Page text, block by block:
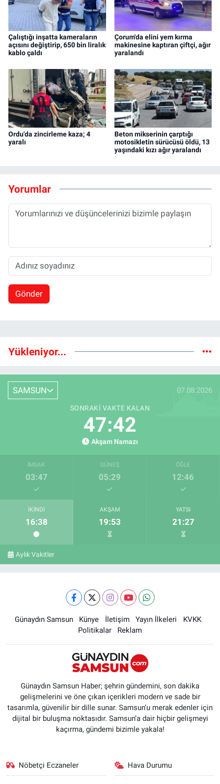
Çalıştığı inşatta kameraların
açısını değiştirip, 650 bin liralık
kablo çaldı
Çorum'da elini yem kırma
makinesine kaptıran çiftçi, ağır
yaralandı
Ordu'da zincirleme kaza; 4
yaralı
Beton mikserinin çarptığı
motosikletin sürücüsü öldü, 13
yaşındaki kızı ağır yaralandı
Yorumlar
Gönder
Yükleniyor...
SAMSUN 07.08.2026
SONRAKI VAKTE KALAN
47:41
Akşam Namazı
İMSAK
03:47
GÜNEŞ
05:29
ÖĞLE
12:46
İKINDI
16:38
AKŞAM
19:53
YATSI
21:27
Aylık Vakitler
Günaydın Samsun Künye İletişim Yayın İlkeleri
KVKK
Politikalar
Reklam
Günaydın Samsun Haber; şehrin gündemini, son dakika
gelişmelerini ve öne çıkan içerikleri modern ve sade bir
tasarımla, güvenilir bir dille sunar. Samsun’u merak edenler için
dijital bir buluşma noktasıdır. Samsun’a dair hiçbir gelişmeyi
kaçırma, gündemi bizimle yakala!
Nöbetçi Eczaneler Hava Durumu